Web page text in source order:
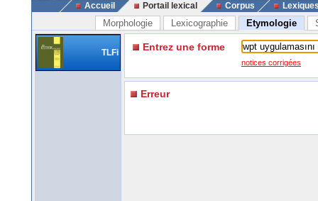
Accueil Portail lexical Corpus
Morphologie Lexicographie Etymologie
TLFi Entrez une forme
notices corrigées
Erreur